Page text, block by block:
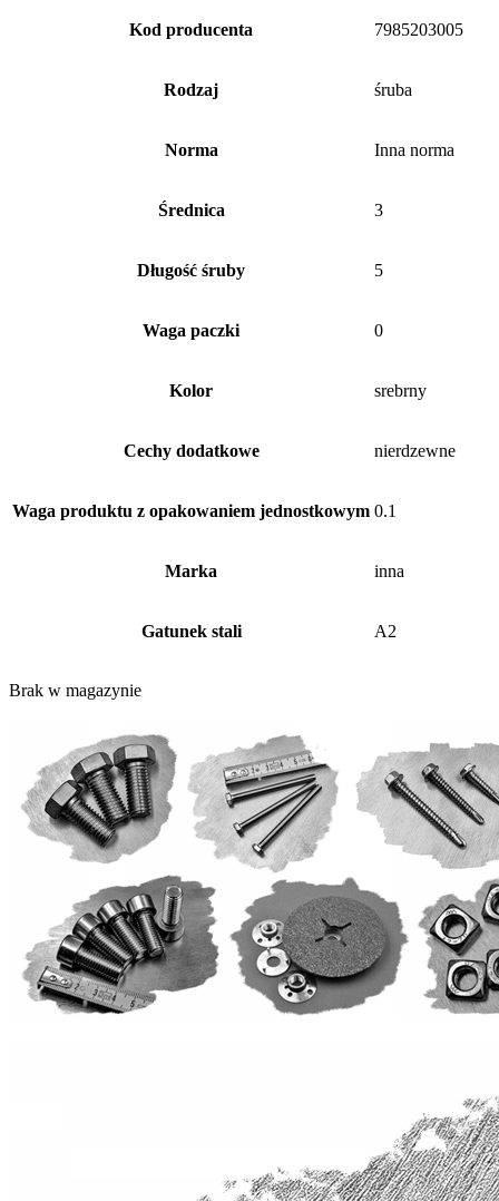
Kod producenta 7985203005
Rodzaj śruba
Norma Inna norma
Średnica 3
Długość śruby 5
Waga paczki 0
Kolor srebrny
Cechy dodatkowe nierdzewne
Waga produktu z opakowaniem jednostkowym 0.1
Marka inna
Gatunek stali A2
Brak w magazynie